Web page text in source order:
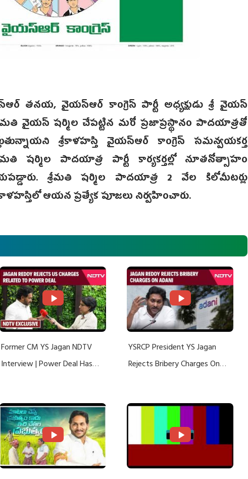
తనయ, వైయస్ఆర్ కాంగ్రెస్ పార్టీ అధ్యక్షుడు శ్రీ వైయస్
వైయస్ షర్మిల చేపట్టిన మరో ప్రజాప్రస్థానం పాదయాత్రతో
శ్రీకాళహస్తి వైయస్ఆర్ కాంగ్రెస్ సమన్వయకర్త
షర్మిల పాదయాత్ర పార్టీ కార్యకర్తల్లో నూతనోత్సాహం
శ్రీమతి షర్మిల పాదయాత్ర 2 వేల కిలోమీటర్లు
ఆయన ప్రత్యేక పూజలు నిర్వహించారు.
Former CM YS Jagan NDTV
Interview | Power Deal Has
YSRCP President YS Jagan
Rejects Bribery Charges On